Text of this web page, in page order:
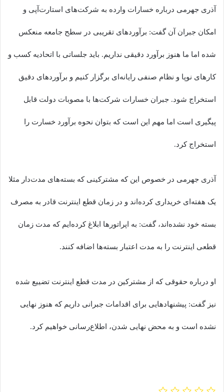
آذری جهرمی درباره خسارات وارده به شرکت‌های استارت‌آپی و
امکان جبران آن گفت: برآوردهای تقریبی در سطح جامعه منعکس
شده اما ما هنوز برآورد دقیقی نداریم. باید جلساتی با اتحادیه کسب و
کارهای نوپا و نظام صنفی رایانه‌ای برگزار کنیم و برآوردهای دقیق
استخراج شود. جبران خسارات شرکت‌ها با مصوبات دولت قابل
پیگیری است اما مهم این است که بتوان نحوه برآورد خسارت را
استخراج کرد.
آذری جهرمی در خصوص این که مشترکینی که بسته‌های مدت‌دار مثلا
یک هفته‌ای خریداری کرده‌اند و در زمان قطع اینترنت قادر به مصرف
بسته خود نشده‌اند، گفت: به اپراتورها ابلاغ کرده‌ایم که مدت زمان
قطعی اینترنت را به مدت اعتبار بسته‌ها اضافه کنند.
او درباره حقوقی که از مشترکین در مدت قطع اینترنت تضییع شده
نیز گفت: پیشنهادهایی برای اقدامات جبرانی داریم که هنوز نهایی
نشده است و به محض نهایی شدن، اطلاع‌رسانی خواهیم کرد.